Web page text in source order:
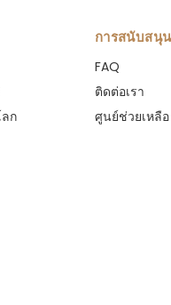
ก
การสนับสนุน
FAQ
ติดต่อเรา
ศูนย์ช่วยเหลือ